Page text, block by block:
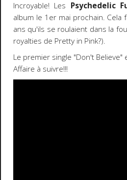
Incroyable! Les Psychedelic
album le 1er mai prochain. Cela
ans qu'ils se roulaient dans la
royalties de Pretty in Pink?).
Le premier single "Don't
Affaire à suivre!!!